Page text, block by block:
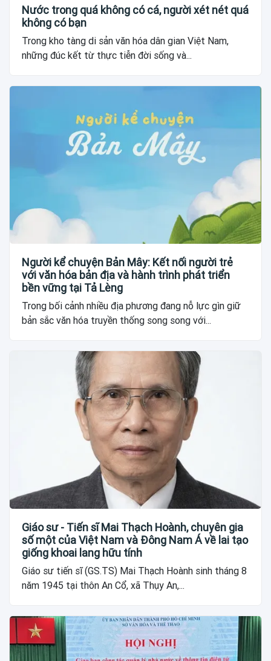
Nước trong quá không có cá, người xét nét quá
không có bạn
Trong kho tàng di sản văn hóa dân gian Việt Nam,
những đúc kết từ thực tiễn đời sống và...
Người kể chuyện Bản Mây: Kết nối người trẻ
với văn hóa bản địa và hành trình phát triển
bền vững tại Tả Lèng
Trong bối cảnh nhiều địa phương đang nỗ lực gìn giữ
bản sắc văn hóa truyền thống song song với...
Giáo sư - Tiến sĩ Mai Thạch Hoành, chuyên gia
số một của Việt Nam và Đông Nam Á về lai tạo
giống khoai lang hữu tính
Giáo sư tiến sĩ (GS.TS) Mai Thạch Hoành sinh tháng 8
năm 1945 tại thôn An Cổ, xã Thụy An,...